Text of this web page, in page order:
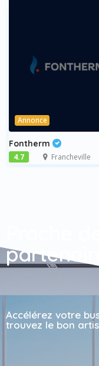
Annonce
Fontherm
4.7 Francheville
Accélérez votre
trouvez le bon